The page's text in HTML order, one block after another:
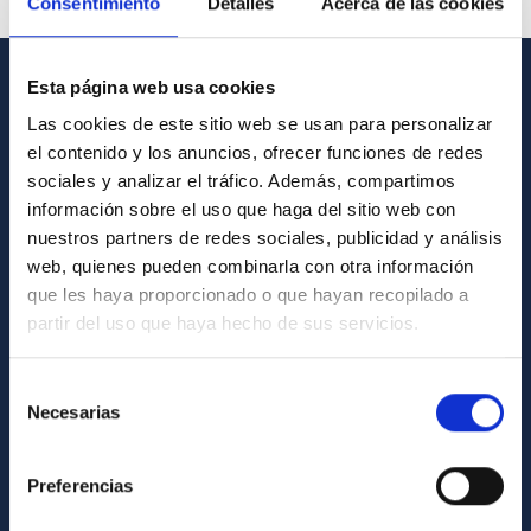
Esta página web usa cookies
Las cookies de este sitio web se usan para personalizar
el contenido y los anuncios, ofrecer funciones de redes
sociales y analizar el tráfico. Además, compartimos
información sobre el uso que haga del sitio web con
nuestros partners de redes sociales, publicidad y análisis
web, quienes pueden combinarla con otra información
que les haya proporcionado o que hayan recopilado a
partir del uso que haya hecho de sus servicios.
Necesarias
Preferencias
Contact
How to get to the IAC
List of personnel
Library
General register